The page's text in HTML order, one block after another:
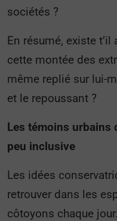
sociétés ?
En résumé, existe t’il
cette montée des
même replié sur lui-
et le repoussant ?
Les témoins urbains
peu inclusive
Les idées
retrouver dans les
côtoyons chaque jour.